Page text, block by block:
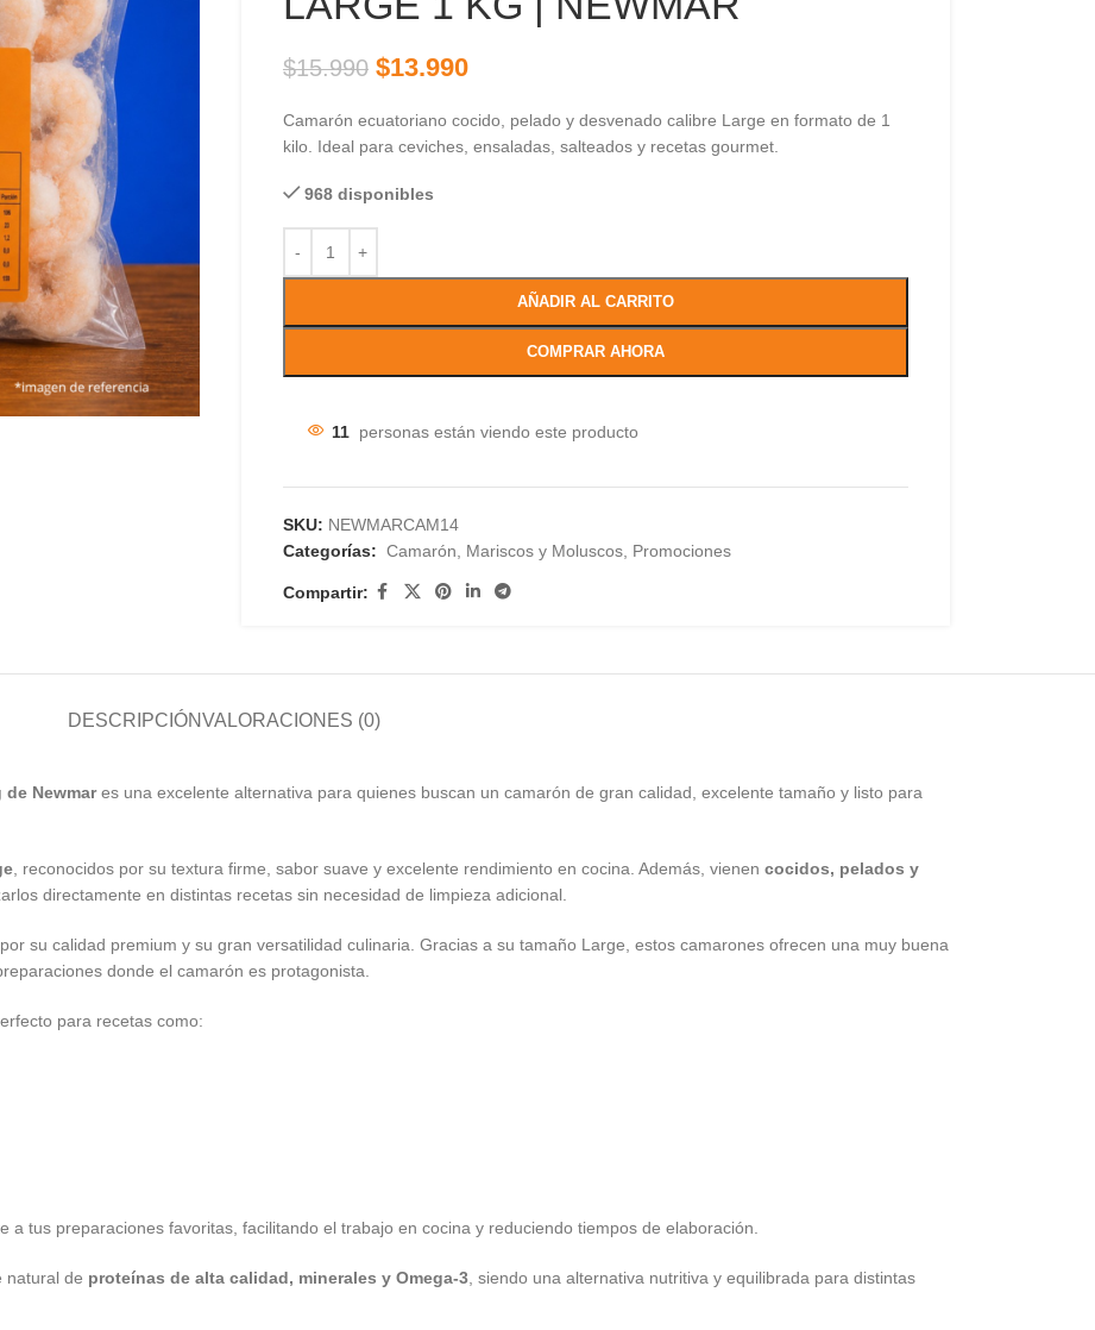
$15.990 $13.990
Camarón ecuatoriano cocido, pelado y desvenado calibre Large en formato de 1
kilo. Ideal para ceviches, ensaladas, salteados y recetas gourmet.
968 disponibles
AÑADIR AL CARRITO
COMPRAR AHORA
11 personas están viendo este producto
SKU: NEWMARCAM14
Categorías: Camarón Mariscos y Moluscos, Promociones
Compartir:
DESCRIPCIÓNVALORACIONES (0)
Newmares una excelente alternativa para quienes buscan un camarón de gran calidad, excelente tamaño y listo para
, reconocidos por su textura firme, sabor suave y excelente rendimiento en cocina. Además, vienen cocidos, pelados y
directamente en distintas recetas sin necesidad de limpieza adicional.
su calidad premium y su gran versatilidad culinaria. Gracias a su tamaño Large, estos camarones ofrecen una muy buena
donde el camarón es protagonista.
para recetas como:
tus preparaciones favoritas, facilitando el trabajo en cocina y reduciendo tiempos de elaboración.
natural de proteínas de alta calidad, minerales y Omega-3 , siendo una alternativa nutritiva y equilibrada para distintas